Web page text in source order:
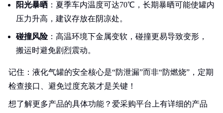
阳光暴晒 ：夏季车内温度可达70℃，长期暴晒可能使罐内
压力升高，建议存放在阴凉处。
碰撞风险：高温环境下金属变软，碰撞更易导致变形，
搬运时避免剧烈震动。
记住：液化气罐的安全核心是“防泄漏”而非“防燃烧”，定期
检查接口、避免过度充装才是关键！
想了解更多产品的具体功能？爱采购平台上有详细的产品